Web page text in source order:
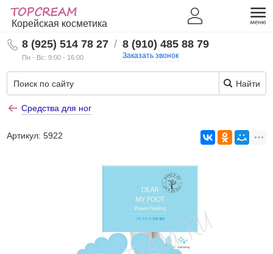
Корейская косметика
8 (925) 514 78 27
Пн - Вс: 9:00 - 16:00
/ 8 (910) 485 88 79
Заказать звонок
Найти
Средства для ног
Артикул:5922